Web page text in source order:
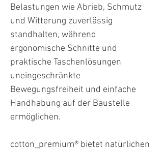
Belastungen wie Abrieb, Schmutz
und Witterung zuverlässig
standhalten, während
ergonomische Schnitte und
praktische Taschenlösungen
uneingeschränkte
Bewegungsfreiheit und einfache
Handhabung auf der Baustelle
ermöglichen.
cotton_premium® bietet natürlichen